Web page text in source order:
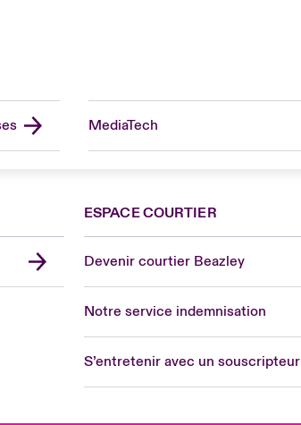
MediaTech
ESPACE COURTIER
Devenir courtier Beazley
Notre service indemnisation
S’entretenir avec un souscripteur
Canada (English)
Germany
London Market